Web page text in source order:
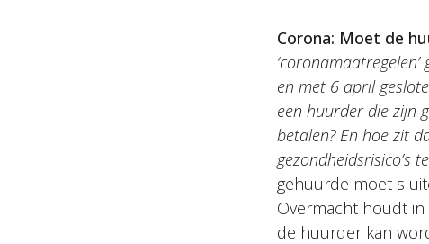
Corona: Moet de
en met 6 april
een huurder die zijn
betalen? En hoe zit
gezondheidsrisico’s
gehuurde moet
Overmacht houdt
de huurder kan